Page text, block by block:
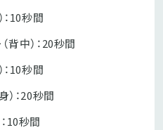
10秒間
中）：20秒間
10秒間
：20秒間
10秒間